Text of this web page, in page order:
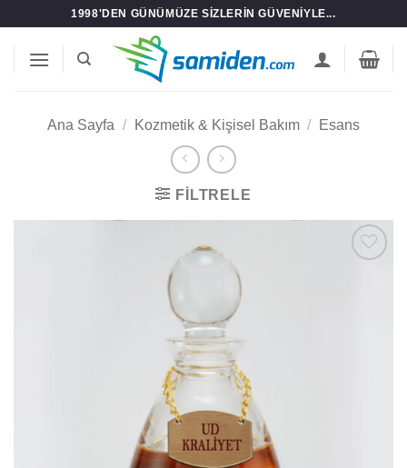
1998'DEN GÜNÜMÜZE SIZLERIN GÜVENIYLE...
Ana Sayfa / Kozmetik & Kişisel Bakım / Esans
FILTRELE